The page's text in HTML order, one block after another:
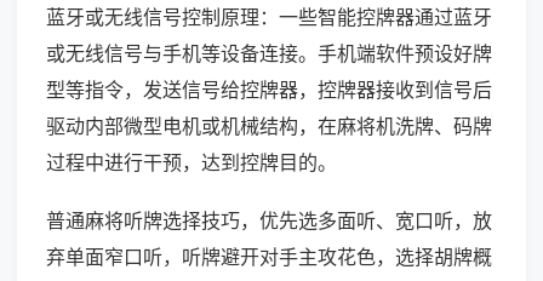
蓝牙或无线信号控制原理：一些智能控牌器通过蓝牙
或无线信号与手机等设备连接。手机端软件预设好牌
型等指令，发送信号给控牌器，控牌器接收到信号后
驱动内部微型电机或机械结构，在麻将机洗牌、码牌
过程中进行干预，达到控牌目的。
普通麻将听牌选择技巧，优先选多面听、宽口听，放
弃单面窄口听，听牌避开对手主攻花色，选择胡牌概